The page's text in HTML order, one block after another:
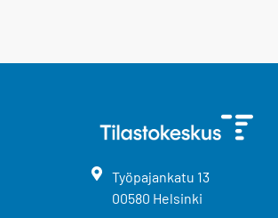
Työpajankatu 13
00580 Helsinki